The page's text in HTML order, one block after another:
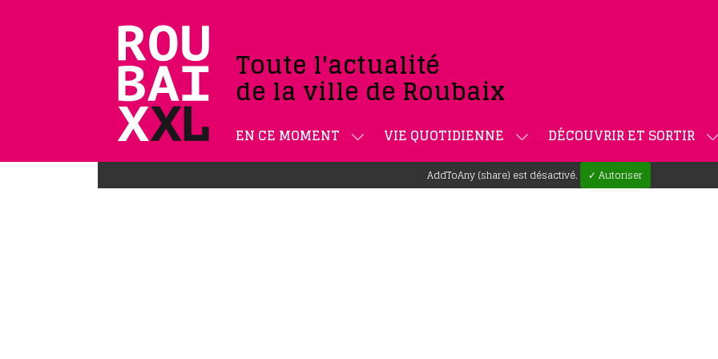
Toute l'actualité
de la ville de Roubaix
EN CE MOMENT VIE QUOTIDIENNE DÉCOUVRIR ET SORTIR
AddToAny (share) est désactivé. ✓ Autoriser